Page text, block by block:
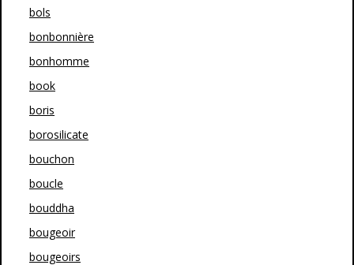
bols
bonbonnière
bonhomme
book
boris
borosilicate
bouchon
boucle
bouddha
bougeoir
bougeoirs